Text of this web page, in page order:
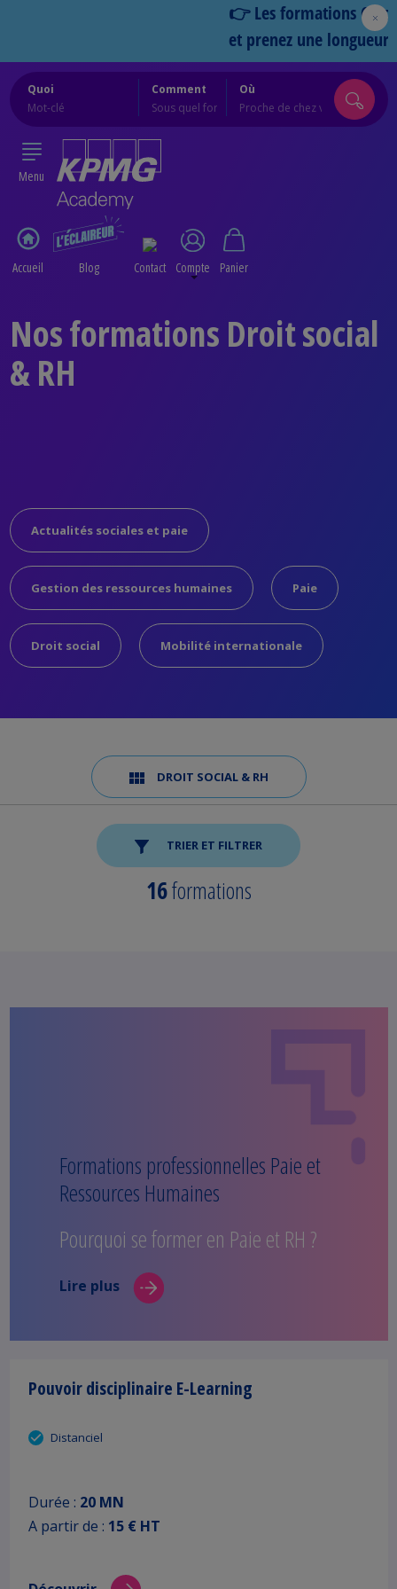
👉 Les formations Cercles
et prenez une longueur
Quoi Comment Où
Menu
Accueil Blog Contact Compte Panier
Nos formations Droit social
& RH
Actualités sociales et paie
Gestion des ressources humaines Paie
Droit social Mobilité internationale
DROIT SOCIAL & RH
TRIER ET FILTRER
16formations
Formations professionnelles Paie et
Ressources Humaines
Pourquoi se former en Paie et RH ?
Lire plus
Pouvoir disciplinaire E-Learning
Distanciel
Durée : 20 MN
A partir de : 15 € HT